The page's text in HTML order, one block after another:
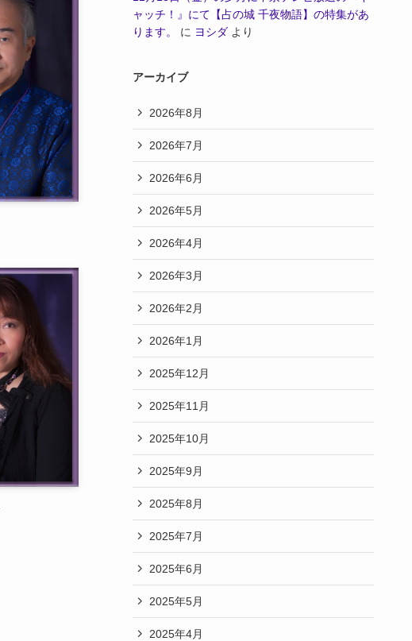
ャッチ！』にて【占の城 千夜物語】の特集があ
ります。
に ヨシダ より
アーカイブ
2026年8月
2026年7月
2026年6月
2026年5月
2026年4月
2026年3月
2026年2月
2026年1月
2025年12月
2025年11月
2025年10月
2025年9月
2025年8月
2025年7月
2025年6月
2025年5月
2025年4月